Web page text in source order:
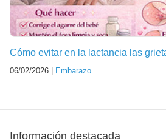
Cómo evitar en la lactancia las
06/02/2026 | Embarazo
Información destacada